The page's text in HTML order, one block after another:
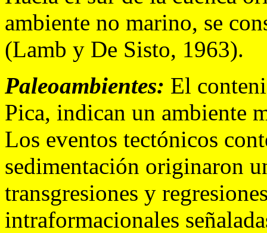
ambiente no marino, se
(Lamb y De Sisto, 1963).
Paleoambientes: El
Pica, indican un ambiente
Los eventos tectónicos
sedimentación originaron
transgresiones y
intraformacionales